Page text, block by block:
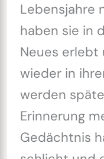
Lebensjahre
haben sie in
Neues erlebt
wieder in
werden
Erinnerung
Gedächtnis